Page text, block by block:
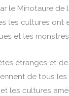
le Minotaure de
les cultures ont
et les
étranges et
de tous
les cultures